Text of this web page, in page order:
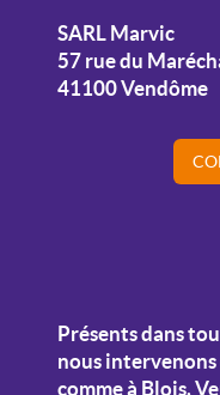
SARL Marvic
57 rue du
41100 Vendôme
Présents dans
nous
comme à Blois,